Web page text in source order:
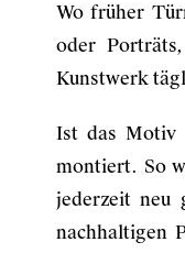
Wo früher
oder
Kunstwerk
Ist das Motiv
montiert. So
jederzeit neu
nachhaltigen